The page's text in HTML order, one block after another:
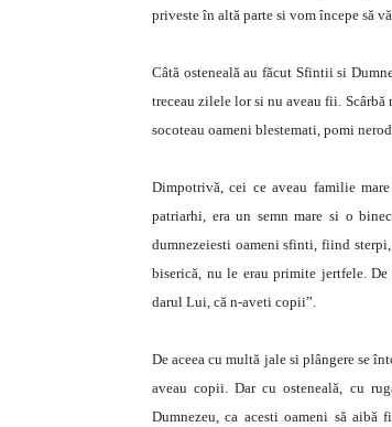
priveste în altă parte si vom începe să
Câtă osteneală au făcut Sfintii si
treceau zilele lor si nu aveau fii. Scârbă
socoteau oameni blestemati, pomi
Dimpotrivă, cei ce aveau familie
patriarhi, era un semn mare si o
dumnezeiesti oameni sfinti, fiind
biserică, nu le erau primite jertfele.
darul Lui, că n-aveti copii”.
De aceea cu multă jale si plângere se
aveau copii. Dar cu osteneală, cu
Dumnezeu, ca acesti oameni să aibă